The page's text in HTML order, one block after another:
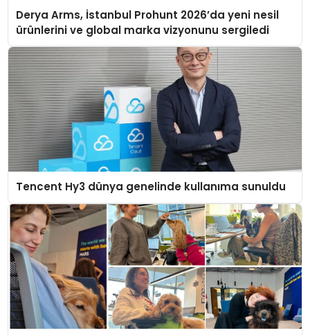
Derya Arms, İstanbul Prohunt 2026’da yeni nesil
ürünlerini ve global marka vizyonunu sergiledi
Tencent Hy3 dünya genelinde kullanıma sunuldu